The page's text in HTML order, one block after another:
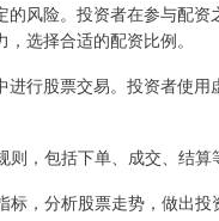
风险。投资者在参与配
选择合适的配资比例。
行股票交易。投资者使
，包括下单、成交、结算
，分析股票走势，做出投